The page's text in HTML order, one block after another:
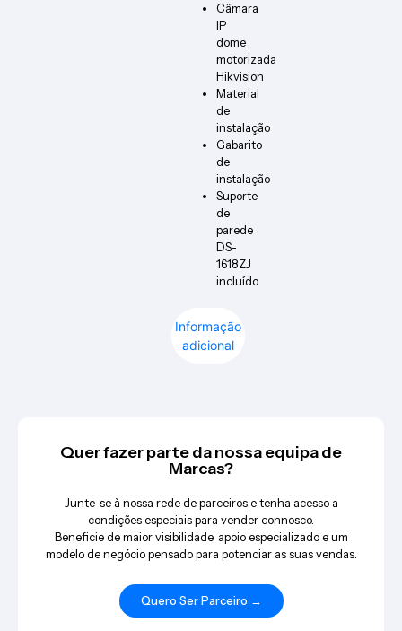
Informação
adicional
Câmara
IP
dome
motorizada
Hikvision
Material
de
instalação
Gabarito
de
instalação
Suporte
de
parede
DS-
1618ZJ
incluído
Quer fazer parte da nossa equipa de
Marcas?
Junte-se à nossa rede de parceiros e tenha acesso a
condições especiais para vender connosco.
Beneficie de maior visibilidade, apoio especializado e um
modelo de negócio pensado para potenciar as suas vendas.
Quero Ser Parceiro →